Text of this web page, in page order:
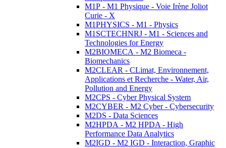
M1P - M1 Physique - Voie Irène Joliot
Curie - X
M1PHYSICS - M1 - Physics
M1SCTECHNRJ - M1 - Sciences and
Technologies for Energy
M2BIOMECA - M2 Biomeca -
Biomechanics
M2CLEAR - CLimat, Environnement,
Applications et Recherche - Water, Air,
Pollution and Energy
M2CPS - Cyber Physical System
M2CYBER - M2 Cyber - Cybersecurity
M2DS - Data Sciences
M2HPDA - M2 HPDA - High
Performance Data Analytics
M2IGD - M2 IGD - Interaction, Graphic